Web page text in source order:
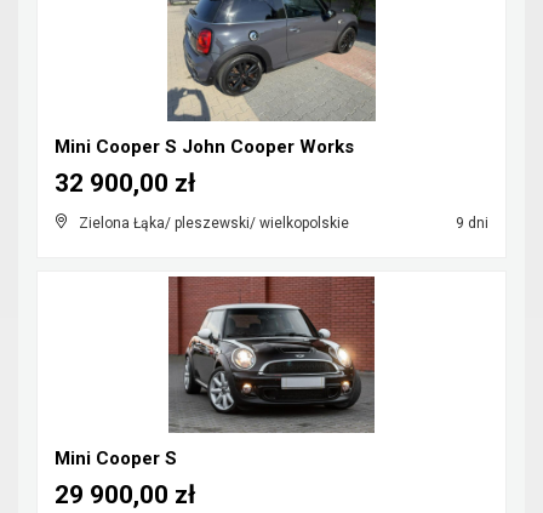
Mini Cooper S John Cooper Works
Zielona Łąka/ pleszewski/ wielkopolskie 9 dni
32 900,00 zł
Mini Cooper S
29 900,00 zł